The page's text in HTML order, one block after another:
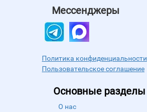
Мессенджеры
Политика конфиденциальности
Пользовательское соглашение
Основные разделы
О нас